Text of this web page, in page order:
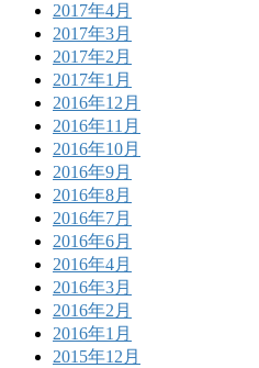
2017年4月
2017年3月
2017年2月
2017年1月
2016年12月
2016年11月
2016年10月
2016年9月
2016年8月
2016年7月
2016年6月
2016年4月
2016年3月
2016年2月
2016年1月
2015年12月